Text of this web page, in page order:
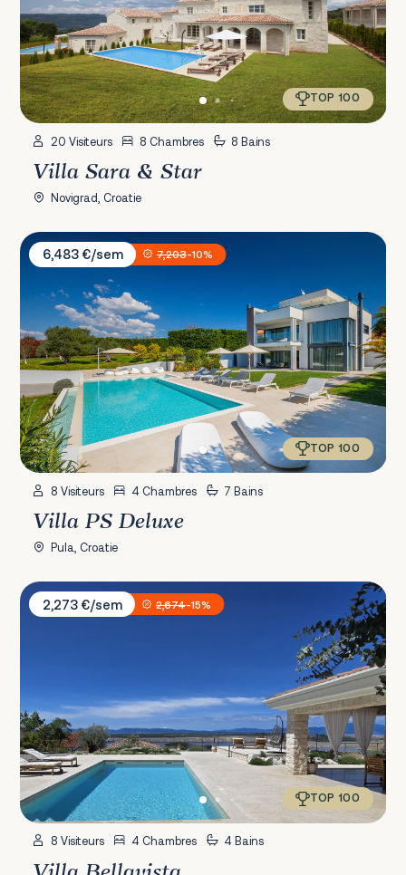
TOP 100
20 Visiteurs 8 Chambres 8 Bains
Villa Sara & Star
Novigrad, Croatie
Villa PS Deluxe
6,483 €/sem
7,203-10%
TOP 100
8 Visiteurs 4 Chambres 7 Bains
Villa PS Deluxe
Pula, Croatie
Villa Bellavista
2,273 €/sem
2,674-15%
TOP 100
8 Visiteurs 4 Chambres 4 Bains